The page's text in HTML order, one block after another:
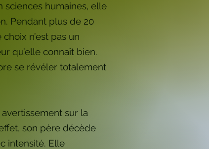
sciences humaines, elle
Pendant plus de 20
n’est pas un
qu’elle connaît bien.
se révéler totalement
sur la
son père décède
intensité. Elle